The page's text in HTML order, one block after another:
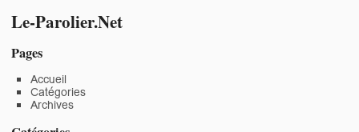
Le-Parolier.Net
Pages
Accueil
Catégories
Archives